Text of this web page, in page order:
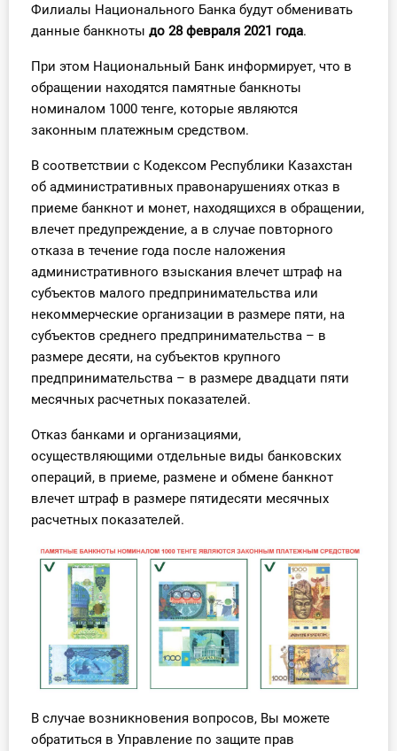
О Системе
Обучение
Тарифы
бухгалтера
Филиалы Национального Банка будут обменивать
данные банкноты до 28 февраля 2021 года.
При этом Национальный Банк информирует, что в
обращении находятся памятные банкноты
номиналом 1000 тенге, которые являются
законным платежным средством.
В соответствии с Кодексом Республики Казахстан
об административных правонарушениях отказ в
приеме банкнот и монет, находящихся в обращении,
влечет предупреждение, а в случае повторного
отказа в течение года после наложения
административного взыскания влечет штраф на
субъектов малого предпринимательства или
некоммерческие организации в размере пяти, на
субъектов среднего предпринимательства – в
размере десяти, на субъектов крупного
предпринимательства – в размере двадцати пяти
месячных расчетных показателей.
Отказ банками и организациями,
осуществляющими отдельные виды банковских
операций, в приеме, размене и обмене банкнот
влечет штраф в размере пятидесяти месячных
расчетных показателей.
В случае возникновения вопросов, Вы можете
обратиться в Управление по защите прав